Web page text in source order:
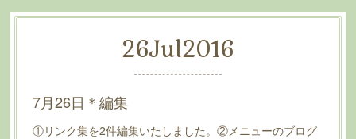
26Jul2016
7月26日＊編集
①リンク集を2件編集いたしました。②メニューのブログ